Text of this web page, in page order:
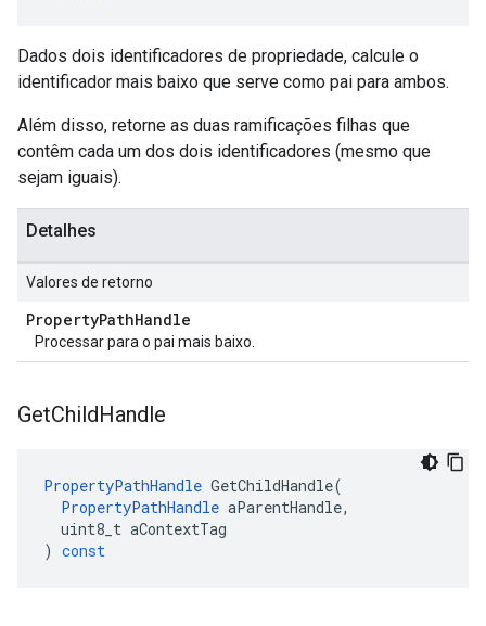
Dados dois identificadores de propriedade, calcule o
identificador mais baixo que serve como pai para ambos.
Além disso, retorne as duas ramificações filhas que
contêm cada um dos dois identificadores (mesmo que
sejam iguais).
Detalhes
Valores de retorno
PropertyPathHandle
Processar para o pai mais baixo.
GetChildHandle
PropertyPathHandle GetChildHandle(
PropertyPathHandle aParentHandle,
uint8_t aContextTag
) const